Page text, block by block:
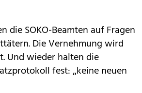
die SOKO-Beamten auf Fragen
Die Vernehmung wird
Und wieder halten die
fest: „keine neuen